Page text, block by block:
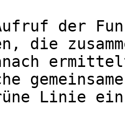
der
die
Linie